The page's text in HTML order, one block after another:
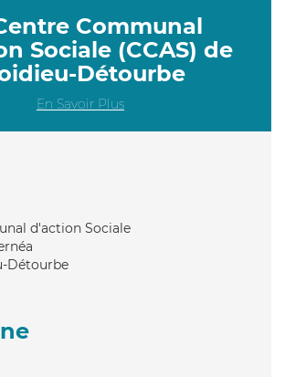
Communal
Sociale (CCAS) de
Détourbe
En Savoir Plus
d'action Sociale
Détourbe